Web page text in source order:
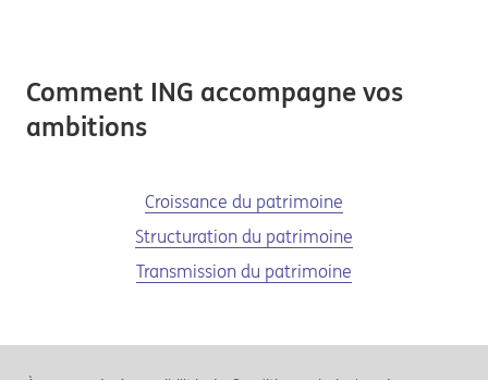
Comment ING accompagne vos
ambitions
Croissance du patrimoine
Structuration du patrimoine
Transmission du patrimoine